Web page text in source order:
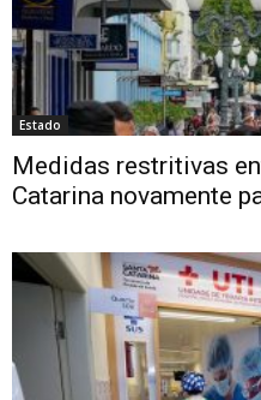
Estado
Medidas restritivas
Catarina novamente